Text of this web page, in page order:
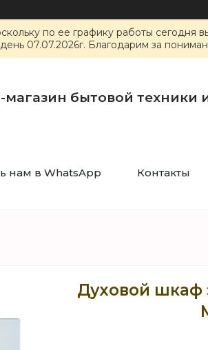
по ее графику работы
07.07.2026г. Благодарим за
магазин бытовой техники
нам в WhatsApp Контакты
Духовой шкаф